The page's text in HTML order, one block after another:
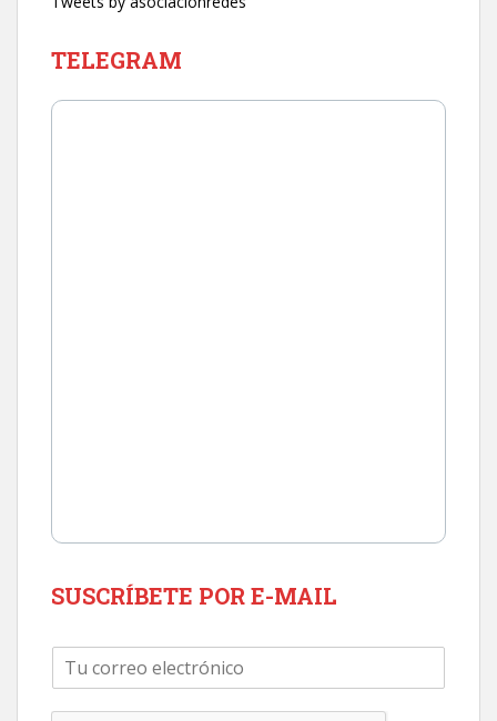
TELEGRAM
SUSCRÍBETE POR E-MAIL